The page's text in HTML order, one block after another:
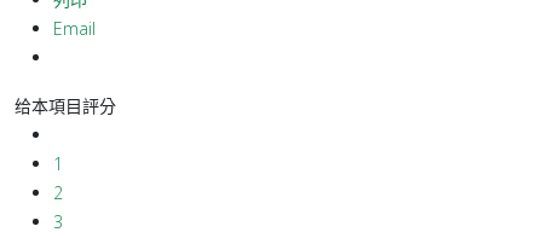
Email
给本項目評分
1
2
3